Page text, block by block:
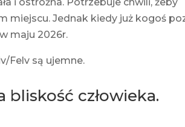
miejscu. Jednak kiedy już kogoś
maju 2026r.
Felv są ujemne.
człowieka.